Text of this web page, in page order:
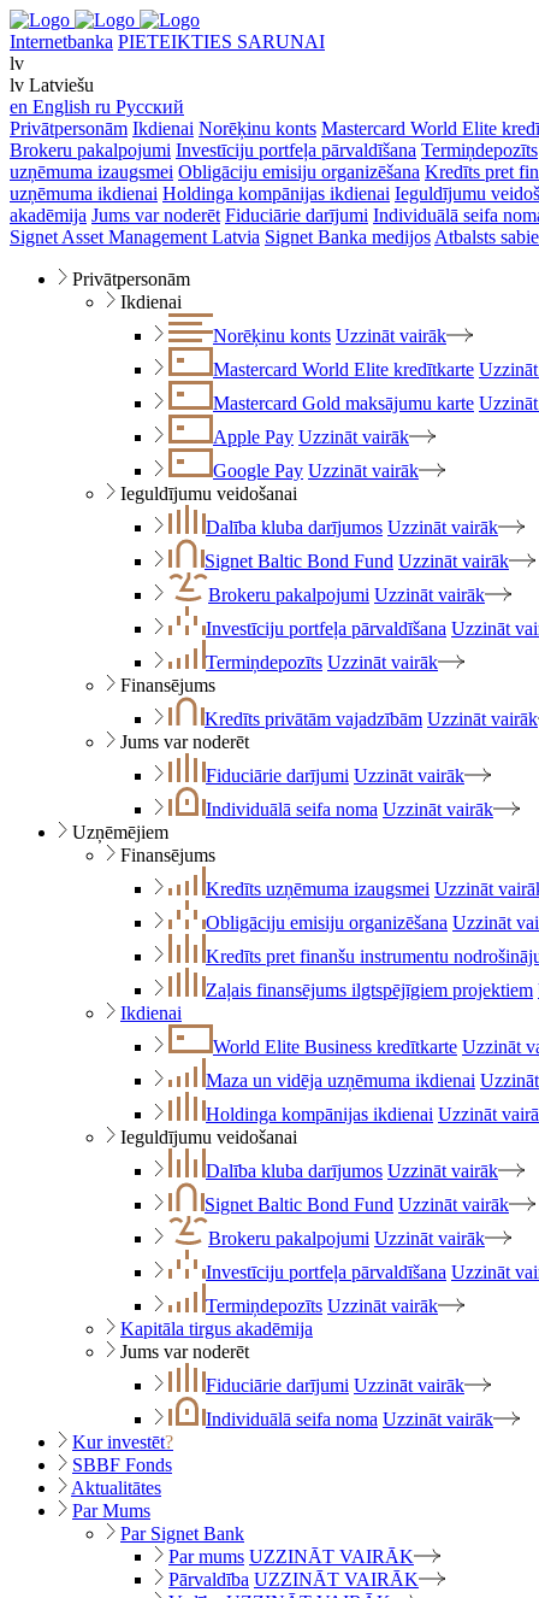
Internetbanka PIETEIKTIES SARUNAI
lv
lv Latviešu
en English ru Русский
Privātpersonām Ikdienai Norēķinu konts Mastercard World Elite
Brokeru pakalpojumi Investīciju portfeļa pārvaldīšana Termiņdepozīts
uzņēmuma izaugsmei Obligāciju emisiju organizēšana Kredīts pret
uzņēmuma ikdienai Holdinga kompānijas ikdienai Ieguldījumu
akadēmija Jums var noderēt Fiduciārie darījumi Individuālā seifa
Signet Asset Management Latvia Signet Banka medijos Atbalsts
Privātpersonām
Ikdienai
Norēķinu konts Uzzināt vairāk
Mastercard World Elite kredītkarte
Mastercard Gold maksājumu karte
Apple Pay Uzzināt vairāk
Google Pay Uzzināt vairāk
Ieguldījumu veidošanai
Dalība kluba darījumos Uzzināt vairāk
Signet Baltic Bond Fund Uzzināt vairāk
Brokeru pakalpojumi Uzzināt vairāk
Investīciju portfeļa pārvaldīšana Uzzināt
Termiņdepozīts Uzzināt vairāk
Finansējums
Kredīts privātām vajadzībām Uzzināt vairāk
Jums var noderēt
Fiduciārie darījumi Uzzināt vairāk
Individuālā seifa noma Uzzināt vairāk
Uzņēmējiem
Finansējums
Kredīts uzņēmuma izaugsmei Uzzināt
Obligāciju emisiju organizēšana Uzzināt
Kredīts pret finanšu instrumentu
Zaļais finansējums ilgtspējīgiem projektiem
Ikdienai
World Elite Business kredītkarte Uzzināt
Maza un vidēja uzņēmuma ikdienai
Holdinga kompānijas ikdienai Uzzināt
Ieguldījumu veidošanai
Dalība kluba darījumos Uzzināt vairāk
Signet Baltic Bond Fund Uzzināt vairāk
Brokeru pakalpojumi Uzzināt vairāk
Investīciju portfeļa pārvaldīšana Uzzināt
Termiņdepozīts Uzzināt vairāk
Kapitāla tirgus akadēmija
Jums var noderēt
Fiduciārie darījumi Uzzināt vairāk
Individuālā seifa noma Uzzināt vairāk
Kur investēt?
SBBF Fonds
Aktualitātes
Par Mums
Par Signet Bank
Par mums UZZINĀT VAIRĀK
Pārvaldība UZZINĀT VAIRĀK